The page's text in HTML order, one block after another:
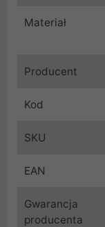
Materiał
Producent
Kod
SKU
EAN
Gwarancja
producenta